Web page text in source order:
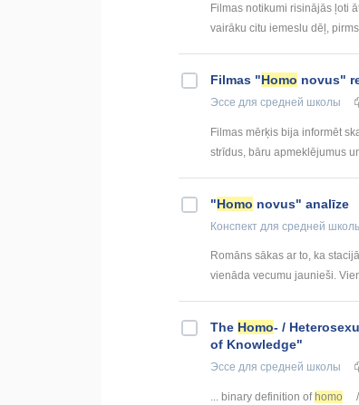
Filmas notikumi risinājās ļoti
vairāku citu iemeslu dēļ,
Filmas "Homo novus"
Эссе для средней школы
Filmas mērķis bija informēt
strīdus, bāru apmeklējumus
"Homo novus" analīze
Конспект для средней
Romāns sākas ar to, ka
vienāda vecumu jaunieši.
The Homo- /
of Knowledge"
Эссе для средней школы
... binary definition of homo